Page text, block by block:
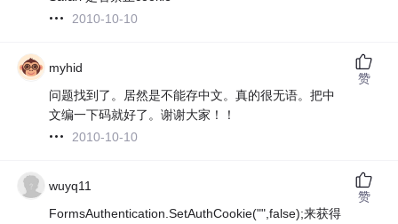
2010-10-10
myhid
问题找到了。居然是不能存中文。真的很无语。把中
文编一下码就好了。谢谢大家！！
2010-10-10
赞
wuyq11
FormsAuthentication.SetAuthCookie("",false);来获得
赞